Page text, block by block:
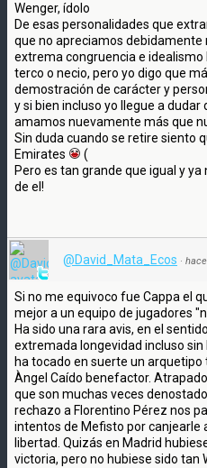
Wenger, ídolo
De esas personalidades que
que no apreciamos debidamente
extrema congruencia e
terco o necio, pero yo digo que
demostración de carácter y
y si bien incluso yo llegue a dudar
amamos nuevamente más que
Sin duda cuando se retire siento
Emirates
(
Pero es tan grande que igual y
de el!
@David_Mata_Ecos ·
Si no me equivoco fue Cappa el
mejor a un equipo de jugadores
Ha sido una rara avis, en el
extremada longevidad incluso
ha tocado en suerte un arquetipo
Àngel Caído benefactor.
que son muchas veces
rechazo a Florentino Pérez nos
intentos de Mefisto por canjearle
libertad. Quizás en Madrid
victoria, pero no hubiese sido tan